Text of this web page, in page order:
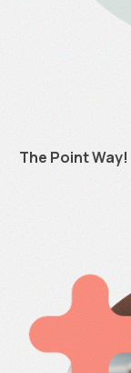
The Point Way!